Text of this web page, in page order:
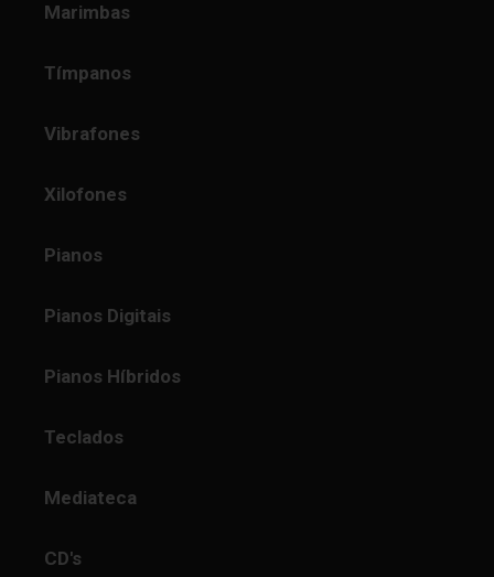
Marimbas
Tímpanos
Vibrafones
Xilofones
Pianos
Pianos Digitais
Pianos Híbridos
Teclados
Mediateca
CD's